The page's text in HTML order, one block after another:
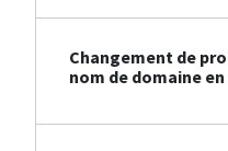
Changement de
nom de domaine